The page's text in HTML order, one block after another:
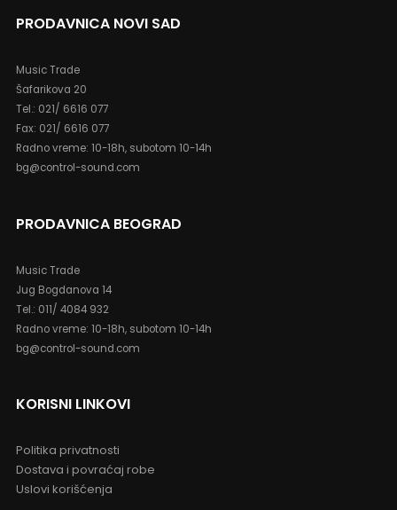
PRODAVNICA NOVI SAD
Music Trade
Šafarikova 20
Tel.: 021/ 6616 077
Fax: 021/ 6616 077
Radno vreme: 10-18h, subotom 10-14h
bg@control-sound.com
PRODAVNICA BEOGRAD
Music Trade
Jug Bogdanova 14
Tel.: 011/ 4084 932
Radno vreme: 10-18h, subotom 10-14h
bg@control-sound.com
KORISNI LINKOVI
Politika privatnosti
Dostava i povraćaj robe
Uslovi korišćenja